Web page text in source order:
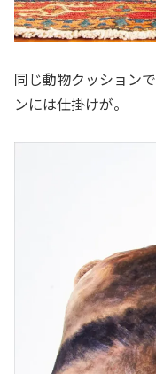
同じ動物クッション
ンには仕掛けが。